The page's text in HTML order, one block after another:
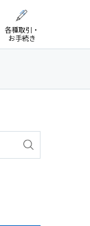
各種取引・
お手続き